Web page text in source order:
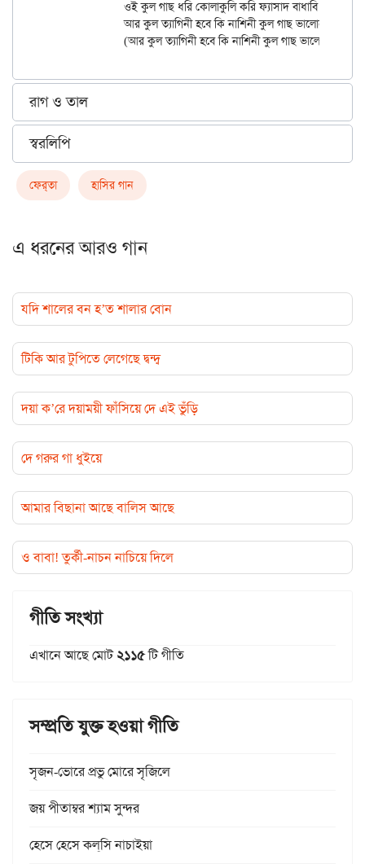
		আর কুল ত্যাগিনী হবে কি নাশিনী কুল গাছ ভালোবেসে
রাগ ও তাল
স্বরলিপি
ফের্‌তা হাসির গান
এ ধরনের আরও গান
যদি শালের বন হ’ত শালার বোন
টিকি আর টুপিতে লেগেছে দ্বন্দ্ব
দয়া ক’রে দয়াময়ী ফাঁসিয়ে দে এই ভুঁড়ি
দে গরুর গা ধুইয়ে
আমার বিছানা আছে বালিস আছে
ও বাবা! তুর্কী-নাচন নাচিয়ে দিলে
গীতি সংখ্যা
এখানে আছে মোট২১১৫টি গীতি
সম্প্রতি যুক্ত হওয়া গীতি
সৃজন-ভোরে প্রভু মোরে সৃজিলে
জয় পীতাম্বর শ্যাম সুন্দর
হেসে হেসে কল্‌সি নাচাইয়া